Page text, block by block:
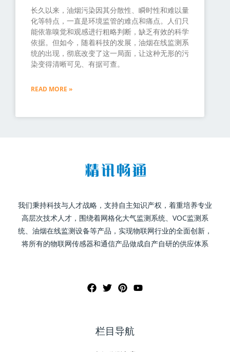
长久以来，油烟污染因其分散性、瞬时性和难以量
化等特点，一直是环境监管的难点和痛点。人们只
能依靠嗅觉和观感进行粗略判断，缺乏有效的科学
依据。但如今，随着科技的发展，油烟在线监测系
统的出现，彻底改变了这一局面，让这种无形的污
染变得清晰可见、有据可查。
READ MORE »
我们秉持科技与人才战略，支持自主知识产权，着重培养专业
高层次技术人才，围绕着网格化大气监测系统、VOC监测系
统、油烟在线监测设备等产品，实现物联网行业的全面创新，
将所有的物联网传感器和通信产品做成自产自研的供应体系
栏目导航